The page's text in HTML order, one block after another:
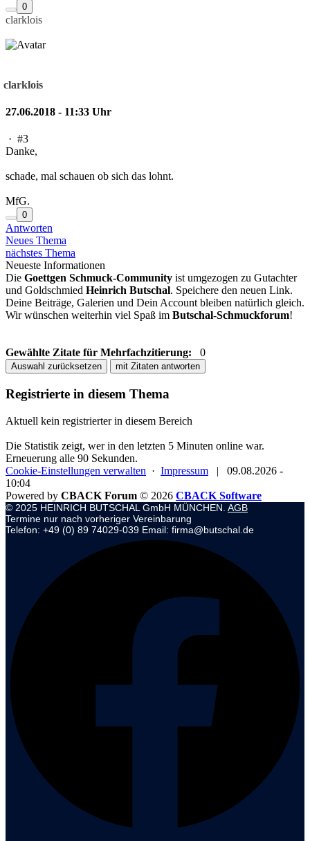
0
clarklois
clarklois
27.06.2018 - 11:33 Uhr
· #3
Danke,
schade, mal schauen ob sich das lohnt.
MfG.
0
Antworten
Neues Thema
nächstes Thema
Neueste Informationen
Die Goettgen Schmuck-Community ist umgezogen zu Gutachter
und Goldschmied Heinrich Butschal. Speichere den neuen Link.
Deine Beiträge, Galerien und Dein Account bleiben natürlich gleich.
Wir wünschen weiterhin viel Spaß im Butschal-Schmuckforum!
Gewählte Zitate für Mehrfachzitierung: 0
Auswahl zurücksetzen mit Zitaten antworten
Registrierte in diesem Thema
Aktuell kein registrierter in diesem Bereich
Die Statistik zeigt, wer in den letzten 5 Minuten online war.
Erneuerung alle 90 Sekunden.
Cookie-Einstellungen verwalten · Impressum |
09.08.2026 -
10:04
Powered by CBACK Forum © 2026 CBACK Software
© 2025 HEINRICH BUTSCHAL GmbH MÜNCHEN. AGB
Termine nur nach vorheriger Vereinbarung
Telefon: +49 (0) 89 74029-039 Email: firma@butschal.de